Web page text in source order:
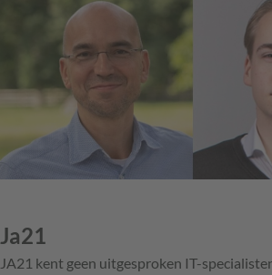
Ja21
JA21 kent geen uitgesproken IT-